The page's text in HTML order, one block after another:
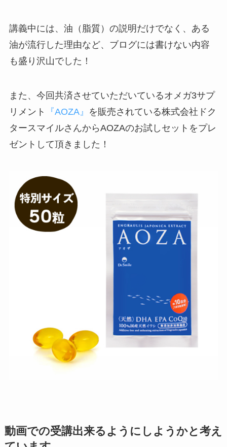
講義中には、油（脂質）の説明だけでなく、ある
油が流行した理由など、ブログには書けない内容
も盛り沢山でした！
また、今回共済させていただいているオメガ3サプ
リメント
『AOZA』
を販売されている株式会社ドク
タースマイルさんからAOZAのお試しセットをプレ
ゼントして頂きました！
動画での受講出来るようにしようかと考え